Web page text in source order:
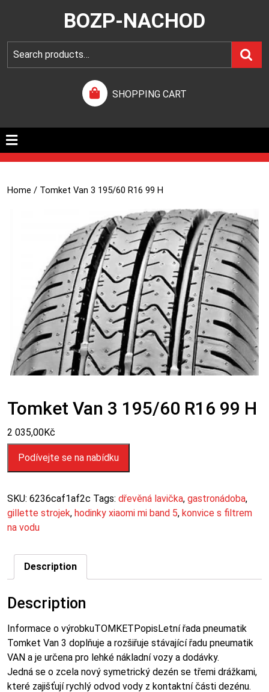
BOZP-NACHOD
SHOPPING CART
Home / Tomket Van 3 195/60 R16 99 H
Tomket Van 3 195/60 R16 99 H
2 035,00Kč
Podívejte se na nabídku
SKU: 6236caf1af2c Tags: dřevěná lavička, gastronádoba,
gillette strojek, hodinky xiaomi mi band 5, konvice s filtrem
na vodu
Description
Description
Informace o výrobkuTOMKETPopisLetní řada pneumatik
Tomket Van 3 doplňuje a rozšiřuje stávající řadu pneumatik
VAN a je určena pro lehké nákladní vozy a dodávky.
Jedná se o zcela nový symetrický dezén se třemi drážkami,
které zajišťují rychlý odvod vody z kontaktní části dezénu.